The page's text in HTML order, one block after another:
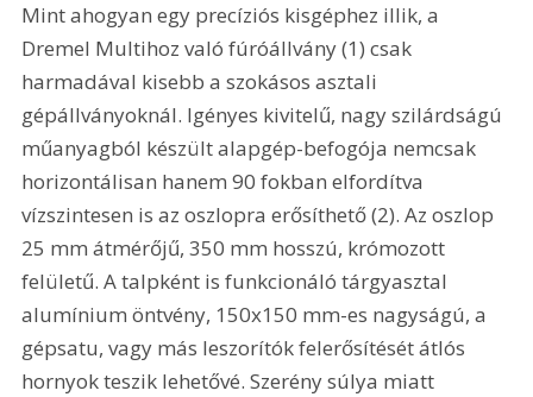
Mint ahogyan egy precíziós kisgéphez illik, a
Dremel Multihoz való fúróállvány (1) csak
harmadával kisebb a szokásos asztali
gépállványoknál. Igényes kivitelű, nagy szilárdságú
műanyagból készült alapgép-befogója nemcsak
horizontálisan hanem 90 fokban elfordítva
vízszintesen is az oszlopra erősíthető (2). Az oszlop
25 mm átmérőjű, 350 mm hosszú, krómozott
felületű. A talpként is funkcionáló tárgyasztal
alumínium öntvény, 150x150 mm-es nagyságú, a
gépsatu, vagy más leszorítók felerősítését átlós
hornyok teszik lehetővé. Szerény súlya miatt